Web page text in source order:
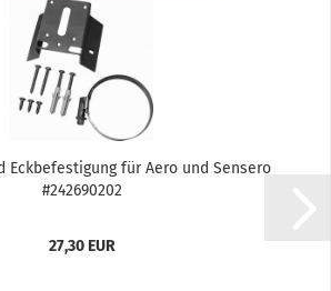
Eck­be­fes­ti­gung für Aero und Sen­se­ro
#242690202
27,30 EUR